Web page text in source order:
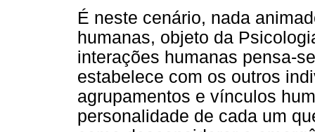
É neste cenário, nada
humanas, objeto da
interações humanas pensa-
estabelece com os outros
agrupamentos e vínculos
personalidade de cada um